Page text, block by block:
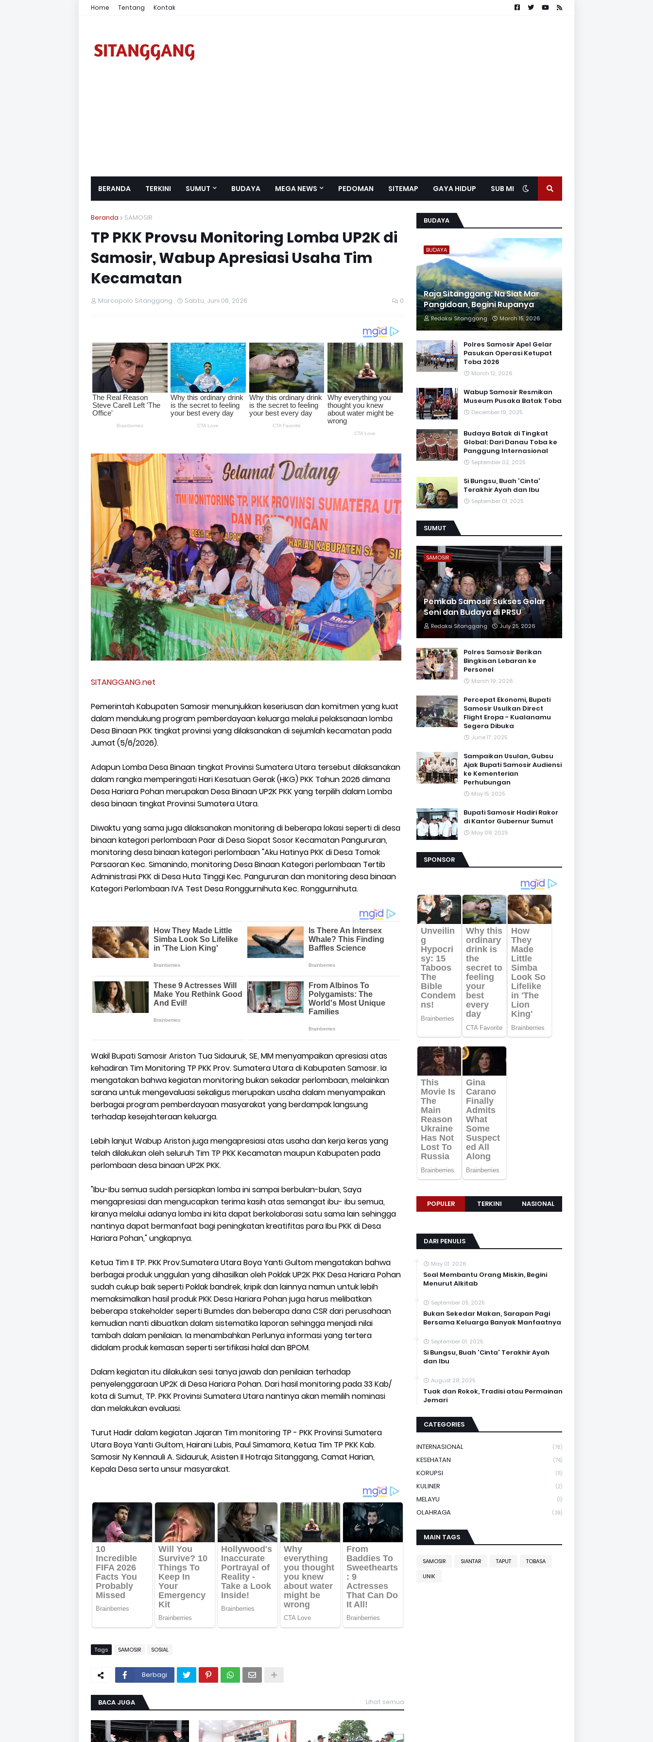
Home Tentang Kontak
BERANDA TERKINI SUMUT BUDAYA MEGA NEWS PEDOMAN SITEMAP GAYA HIDUP SUB MEDIA
Beranda SAMOSIR
TP PKK Provsu Monitoring Lomba UP2K di
Samosir, Wabup Apresiasi Usaha Tim
Kecamatan
Marcopolo Sitanggang Sabtu, Juni 06, 2026 0
SITANGGANG.net
Pemerintah Kabupaten Samosir menunjukkan keseriusan dan komitmen yang kuat
dalam mendukung program pemberdayaan keluarga melalui pelaksanaan lomba
Desa Binaan PKK tingkat provinsi yang dilaksanakan di sejumlah kecamatan pada
Jumat (5/6/2026).
Adapun Lomba Desa Binaan tingkat Provinsi Sumatera Utara tersebut dilaksanakan
dalam rangka memperingati Hari Kesatuan Gerak (HKG) PKK Tahun 2026 dimana
Desa Hariara Pohan merupakan Desa Binaan UP2K PKK yang terpilih dalam Lomba
desa binaan tingkat Provinsi Sumatera Utara.
Diwaktu yang sama juga dilaksanakan monitoring di beberapa lokasi seperti di desa
binaan kategori perlombaan Paar di Desa Siopat Sosor Kecamatan Pangururan,
monitoring desa binaan kategori perlombaan "Aku Hatinya PKK di Desa Tomok
Parsaoran Kec. Simanindo, monitoring Desa Binaan Kategori perlombaan Tertib
Administrasi PKK di Desa Huta Tinggi Kec. Pangururan dan monitoring desa binaan
Kategori Perlombaan IVA Test Desa Ronggurnihuta Kec. Ronggurnihuta.
Wakil Bupati Samosir Ariston Tua Sidauruk, SE, MM menyampaikan apresiasi atas
kehadiran Tim Monitoring TP PKK Prov. Sumatera Utara di Kabupaten Samosir. Ia
mengatakan bahwa kegiatan monitoring bukan sekadar perlombaan, melainkan
sarana untuk mengevaluasi sekaligus merupakan usaha dalam menyampaikan
berbagai program pemberdayaan masyarakat yang berdampak langsung
terhadap kesejahteraan keluarga.
Lebih lanjut Wabup Ariston juga mengapresiasi atas usaha dan kerja keras yang
telah dilakukan oleh seluruh Tim TP PKK Kecamatan maupun Kabupaten pada
perlombaan desa binaan UP2K PKK.
"Ibu-Ibu semua sudah persiapkan lomba ini sampai berbulan-bulan, Saya
mengapresiasi dan mengucapkan terima kasih atas semangat ibu- ibu semua,
kiranya melalui adanya lomba ini kita dapat berkolaborasi satu sama lain sehingga
nantinya dapat bermanfaat bagi peningkatan kreatifitas para Ibu PKK di Desa
Hariara Pohan," ungkapnya.
Ketua Tim II TP. PKK Prov.Sumatera Utara Boya Yanti Gultom mengatakan bahwa
berbagai produk unggulan yang dihasilkan oleh Poklak UP2K PKK Desa Hariara Pohan
sudah cukup baik seperti Poklak bandrek, kripik dan lainnya namun untuk lebih
memaksimalkan hasil produk PKK Desa Hariara Pohan juga harus melibatkan
beberapa stakeholder seperti Bumdes dan beberapa dana CSR dari perusahaan
kemudian nanti dibuatkan dalam sistematika laporan sehingga menjadi nilai
tambah dalam penilaian. Ia menambahkan Perlunya informasi yang tertera
didalam produk kemasan seperti sertifikasi halal dan BPOM.
Dalam kegiatan itu dilakukan sesi tanya jawab dan penilaian terhadap
penyelenggaraan UP2K di Desa Hariara Pohan. Dari hasil monitoring pada 33 Kab/
kota di Sumut, TP. PKK Provinsi Sumatera Utara nantinya akan memilih nominasi
dan melakukan evaluasi.
Turut Hadir dalam kegiatan Jajaran Tim monitoring TP - PKK Provinsi Sumatera
Utara Boya Yanti Gultom, Hairani Lubis, Paul Simamora, Ketua Tim TP PKK Kab.
Samosir Ny Kennauli A. Sidauruk, Asisten II Hotraja Sitanggang, Camat Harian,
Kepala Desa serta unsur masyarakat.
Tags SAMOSIR SOSIAL
Berbagi
BACA JUGA Lihat semua
BUDAYA
BUDAYA
Raja Sitanggang: Na Siat Mar
Pangidoan, Begini Rupanya
Redaksi Sitanggang March 15, 2026
Polres Samosir Apel Gelar
Pasukan Operasi Ketupat
Toba 2026
March 12, 2026
Wabup Samosir Resmikan
Museum Pusaka Batak Toba
December 19, 2025
Budaya Batak di Tingkat
Global: Dari Danau Toba ke
Panggung Internasional
September 02, 2025
Si Bungsu, Buah 'Cinta'
Terakhir Ayah dan Ibu
September 01, 2025
SUMUT
SAMOSIR
Pemkab Samosir Sukses Gelar
Seni dan Budaya di PRSU
Redaksi Sitanggang July 25, 2026
Polres Samosir Berikan
Bingkisan Lebaran ke
Personel
March 19, 2026
Percepat Ekonomi, Bupati
Samosir Usulkan Direct
Flight Eropa - Kualanamu
Segera Dibuka
June 17, 2025
Sampaikan Usulan, Gubsu
Ajak Bupati Samosir Audiensi
ke Kementerian
Perhubungan
May 15, 2025
Bupati Samosir Hadiri Rakor
di Kantor Gubernur Sumut
May 08, 2025
SPONSOR
POPULER TERKINI NASIONAL
DARI PENULIS
May 01, 2026
Soal Membantu Orang Miskin, Begini
Menurut Alkitab
September 05, 2025
Bukan Sekedar Makan, Sarapan Pagi
Bersama Keluarga Banyak Manfaatnya
September 01, 2025
Si Bungsu, Buah 'Cinta' Terakhir Ayah
dan Ibu
August 28, 2025
Tuak dan Rokok, Tradisi atau Permainan
Jemari
CATEGORIES
INTERNASIONAL (76)
KESEHATAN (74)
KORUPSI (11)
KULINER (2)
MELAYU (1)
OLAHRAGA (39)
MAIN TAGS
SAMOSIR SIANTAR TAPUT
TOBASA
UNIK